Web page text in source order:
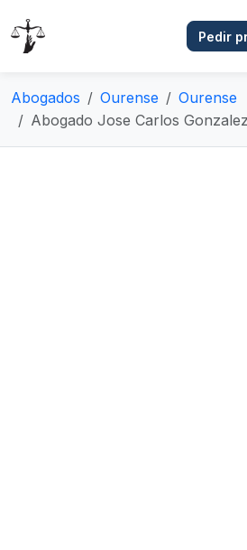
Pedir
Abogados Ourense
Ourense
Abogado Jose Carlos